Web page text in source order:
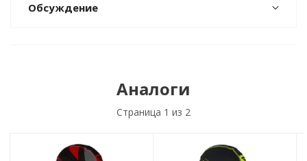
Обсуждение
Аналоги
Страница 1 из 2